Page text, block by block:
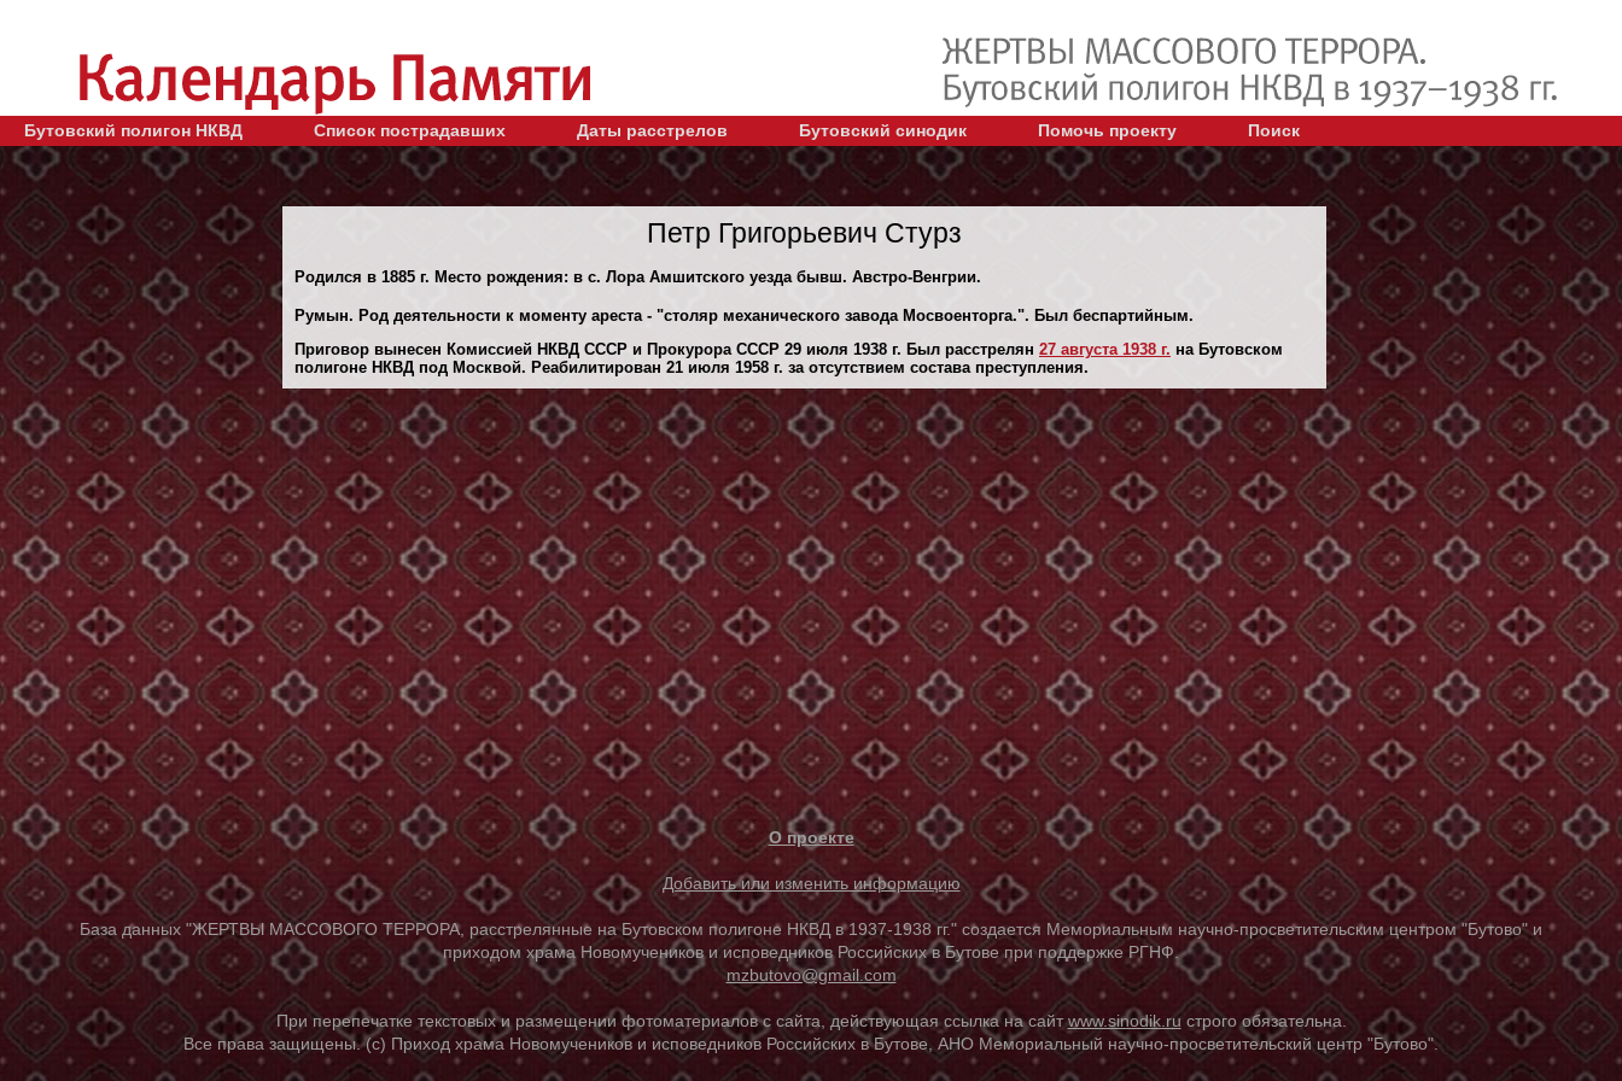
Бутовский полигон НКВД Список пострадавших Даты расстрелов Бутовский синодик Помочь проекту Поиск
Петр Григорьевич Стурз
Родился в 1885 г. Место рождения: в с. Лора Амшитского уезда бывш. Австро-Венгрии.
Румын. Род деятельности к моменту ареста - "столяр механического завода Мосвоенторга.". Был беспартийным.
Приговор вынесен Комиссией НКВД СССР и Прокурора СССР 29 июля 1938 г. Был расстрелян 27 августа 1938 г. на Бутовском
полигоне НКВД под Москвой. Реабилитирован 21 июля 1958 г. за отсутствием состава преступления.
О проекте
Добавить или изменить информацию
База данных "ЖЕРТВЫ МАССОВОГО ТЕРРОРА, расстрелянные на Бутовском полигоне НКВД в 1937-1938 гг." создается Мемориальным научно-просветительским центром "Бутово" и
приходом храма Новомучеников и исповедников Российских в Бутове при поддержке РГНФ.
mzbutovo@gmail.com
При перепечатке текстовых и размещении фотоматериалов с сайта, действующая ссылка на сайтwww.sinodik.ru строго обязательна.
Все права защищены. (с) Приход храма Новомучеников и исповедников Российских в Бутове, АНО Мемориальный научно-просветительский центр "Бутово".